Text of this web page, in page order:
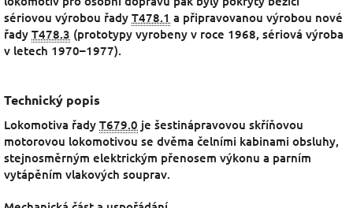
sériovou výrobou řady T478.1 a připravovanou výrobou nové
řady T478.3 (prototypy vyrobeny v roce 1968, sériová výroba
v letech 1970–1977).
Technický popis
Lokomotiva řady T679.0 je šestinápravovou skříňovou
motorovou lokomotivou se dvěma čelními kabinami obsluhy,
stejnosměrným elektrickým přenosem výkonu a parním
vytápěním vlakových souprav.